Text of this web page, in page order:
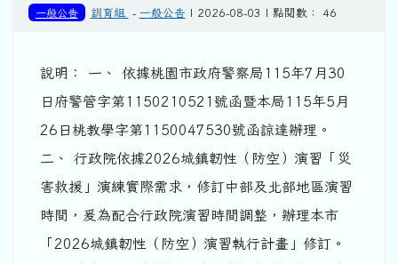
一般公告 訓育組 - 一般公告 | 2026-08-03 | 點閱數： 46
說明： 一、 依據桃園市政府警察局115年7月30
日府警管字第1150210521號函暨本局115年5月
26日桃教學字第1150047530號函諒達辦理。
二、 行政院依據2026城鎮韌性（防空）演習「災
害救援」演練實際需求，修訂中部及北部地區演習
時間，爰為配合行政院演習時間調整，辦理本市
「2026城鎮韌性（防空）演習執行計畫」修訂。